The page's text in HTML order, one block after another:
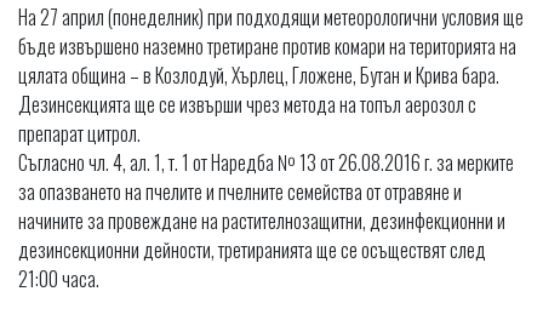
На 27 април (понеделник) при подходящи метеорологични условия ще
бъде извършено наземно третиране против комари на територията на
цялата община – в Козлодуй, Хърлец, Гложене, Бутан и Крива бара.
Дезинсекцията ще се извърши чрез метода на топъл аерозол с
препарат цитрол.
Съгласно чл. 4, ал. 1, т. 1 от Наредба № 13 от 26.08.2016 г. за мерките
за опазването на пчелите и пчелните семейства от отравяне и
начините за провеждане на растителнозащитни, дезинфекционни и
дезинсекционни дейности, третиранията ще се осъществят след
21:00 часа.